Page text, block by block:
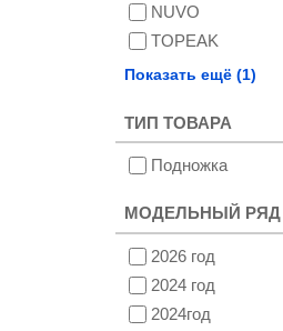
NUVO
TOPEAK
TRANZ X
Показать ещё (1)
ТИП ТОВАРА
Подножка
МОДЕЛЬНЫЙ РЯД
2026 год
2024 год
2024год